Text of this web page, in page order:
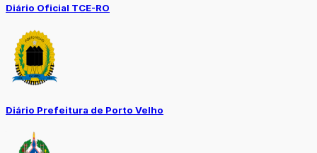
Diário Oficial TCE-RO
Diário Prefeitura de Porto Velho